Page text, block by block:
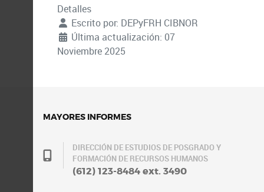
Detalles
Escrito por: DEPyFRH CIBNOR
Última actualización: 07
Noviembre 2025
MAYORES INFORMES
DIRECCIÓN DE ESTUDIOS DE POSGRADO Y
FORMACIÓN DE RECURSOS HUMANOS
(612) 123-8484 ext. 3490